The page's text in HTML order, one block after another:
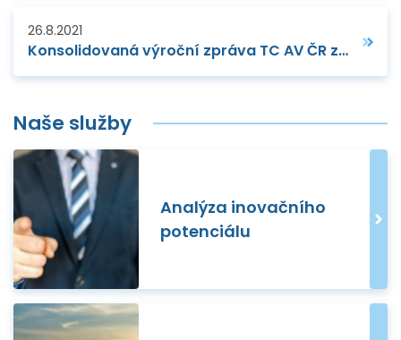
26.8.2021
Konsolidovaná výroční zpráva TC AV ČR za rok 2020
Naše služby
Analýza inovačního
potenciálu